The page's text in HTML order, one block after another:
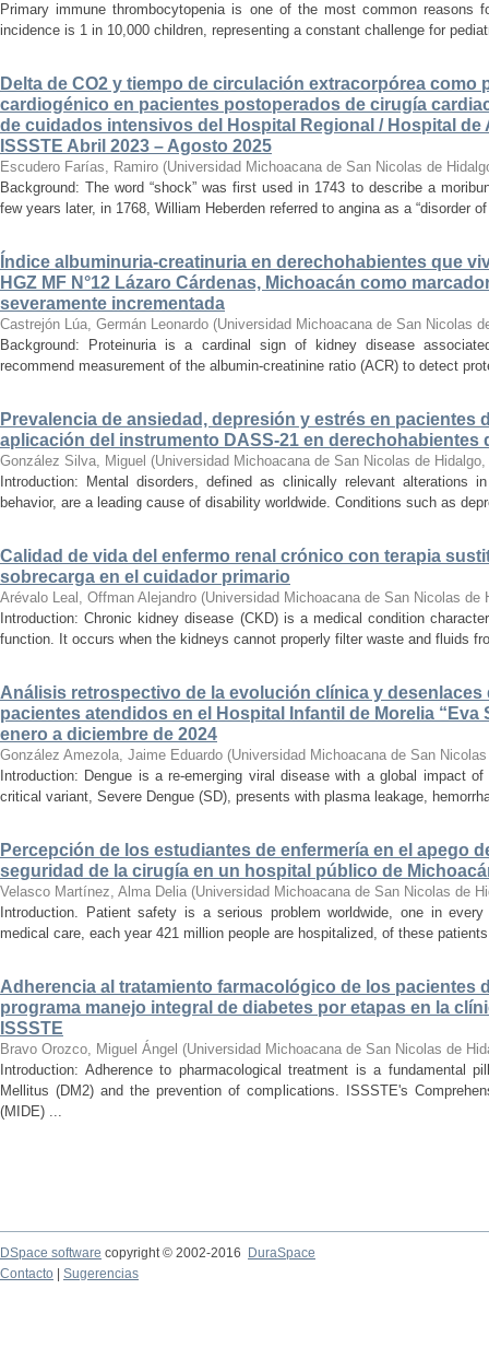
Primary immune thrombocytopenia is one of the most common reasons
incidence is 1 in 10,000 children, representing a constant challenge for
Delta de CO2 y tiempo de circulación extracorpórea como
cardiogénico en pacientes postoperados de cirugía
de cuidados intensivos del Hospital Regional / Hospital de
ISSSTE Abril 2023 – Agosto 2025
Escudero Farías, Ramiro (Universidad Michoacana de San Nicolas de
Background: The word “shock” was first used in 1743 to describe a
few years later, in 1768, William Heberden referred to angina as a “disorder
Índice albuminuria-creatinuria en derechohabientes que
HGZ MF N°12 Lázaro Cárdenas, Michoacán como
severamente incrementada
Castrejón Lúa, Germán Leonardo (Universidad Michoacana de San Nicolas
Background: Proteinuria is a cardinal sign of kidney disease
recommend measurement of the albumin-creatinine ratio (ACR) to detect
Prevalencia de ansiedad, depresión y estrés en pacientes
aplicación del instrumento DASS-21 en derechohabientes
González Silva, Miguel (Universidad Michoacana de San Nicolas de Hidalgo,
Introduction: Mental disorders, defined as clinically relevant alterations
behavior, are a leading cause of disability worldwide. Conditions such as
Calidad de vida del enfermo renal crónico con terapia
sobrecarga en el cuidador primario
Arévalo Leal, Offman Alejandro (Universidad Michoacana de San Nicolas de
Introduction: Chronic kidney disease (CKD) is a medical condition
function. It occurs when the kidneys cannot properly filter waste and fluids
Análisis retrospectivo de la evolución clínica y desenlaces
pacientes atendidos en el Hospital Infantil de Morelia “Eva
enero a diciembre de 2024
González Amezola, Jaime Eduardo (Universidad Michoacana de San
Introduction: Dengue is a re-emerging viral disease with a global impact
critical variant, Severe Dengue (SD), presents with plasma leakage,
Percepción de los estudiantes de enfermería en el apego
seguridad de la cirugía en un hospital público de
Velasco Martínez, Alma Delia (Universidad Michoacana de San Nicolas de
Introduction. Patient safety is a serious problem worldwide, one in
medical care, each year 421 million people are hospitalized, of these
Adherencia al tratamiento farmacológico de los pacientes
programa manejo integral de diabetes por etapas en la
ISSSTE
Bravo Orozco, Miguel Ángel (Universidad Michoacana de San Nicolas de
Introduction: Adherence to pharmacological treatment is a fundamental
Mellitus (DM2) and the prevention of complications. ISSSTE's
(MIDE) ...
DSpace software copyright © 2002-2016
DuraSpace
Contacto
Sugerencias